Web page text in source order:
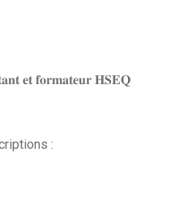
𝐞𝐭 𝐟𝐨𝐫𝐦𝐚𝐭𝐞𝐮𝐫 𝐇𝐒𝐄𝐐
: